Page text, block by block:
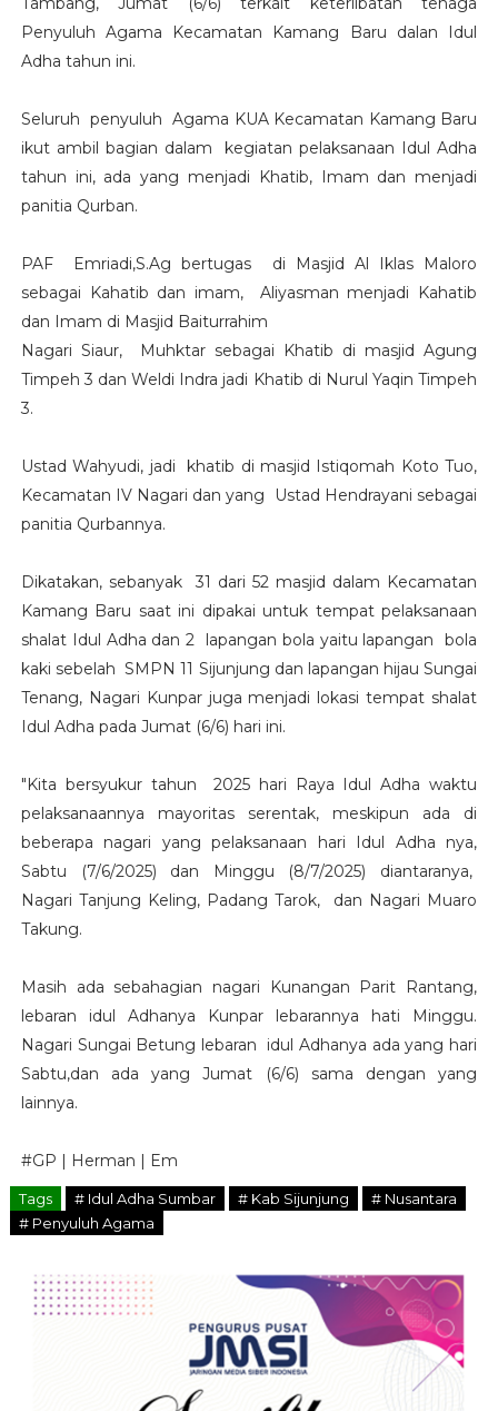
Penyuluh Agama Kecamatan Kamang Baru dalan Idul
Adha tahun ini.
Seluruh penyuluh Agama KUA Kecamatan Kamang Baru
ikut ambil bagian dalam kegiatan pelaksanaan Idul Adha
tahun ini, ada yang menjadi Khatib, Imam dan menjadi
panitia Qurban.
PAF Emriadi,S.Ag bertugas di Masjid Al Iklas Maloro
sebagai Kahatib dan imam, Aliyasman menjadi Kahatib
dan Imam di Masjid Baiturrahim
Nagari Siaur, Muhktar sebagai Khatib di masjid Agung
Timpeh 3 dan Weldi Indra jadi Khatib di Nurul Yaqin Timpeh
3.
Ustad Wahyudi, jadi khatib di masjid Istiqomah Koto Tuo,
Kecamatan IV Nagari dan yang Ustad Hendrayani sebagai
panitia Qurbannya.
Dikatakan, sebanyak 31 dari 52 masjid dalam Kecamatan
Kamang Baru saat ini dipakai untuk tempat pelaksanaan
shalat Idul Adha dan 2 lapangan bola yaitu lapangan bola
kaki sebelah SMPN 11 Sijunjung dan lapangan hijau Sungai
Tenang, Nagari Kunpar juga menjadi lokasi tempat shalat
Idul Adha pada Jumat (6/6) hari ini.
"Kita bersyukur tahun 2025 hari Raya Idul Adha waktu
pelaksanaannya mayoritas serentak, meskipun ada di
beberapa nagari yang pelaksanaan hari Idul Adha nya,
Sabtu (7/6/2025) dan Minggu (8/7/2025) diantaranya,
Nagari Tanjung Keling, Padang Tarok, dan Nagari Muaro
Takung.
Masih ada sebahagian nagari Kunangan Parit Rantang,
lebaran idul Adhanya Kunpar lebarannya hati Minggu.
Nagari Sungai Betung lebaran idul Adhanya ada yang hari
Sabtu,dan ada yang Jumat (6/6) sama dengan yang
lainnya.
#GP | Herman | Em
Tags # Idul Adha Sumbar # Kab Sijunjung
# Nusantara
# Penyuluh Agama